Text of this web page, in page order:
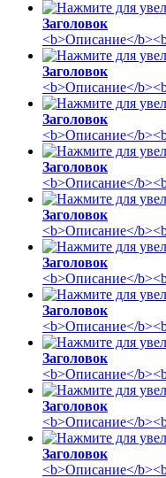
Заголовок
<b>Описание</
Заголовок
<b>Описание</
Заголовок
<b>Описание</
Заголовок
<b>Описание</
Заголовок
<b>Описание</
Заголовок
<b>Описание</
Заголовок
<b>Описание</
Заголовок
<b>Описание</
Заголовок
<b>Описание</
Заголовок
<b>Описание</